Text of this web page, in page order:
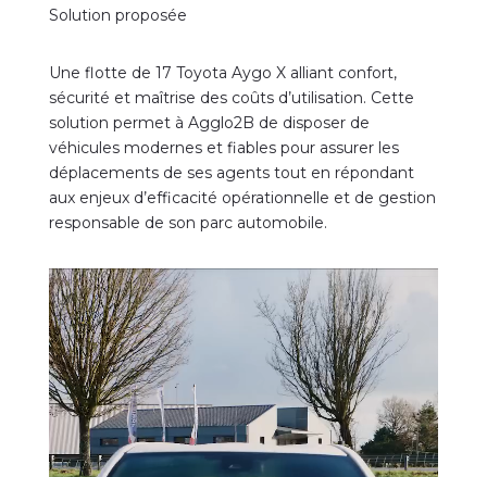
Solution proposée
Une flotte de 17 Toyota Aygo X alliant confort,
sécurité et maîtrise des coûts d’utilisation. Cette
solution permet à Agglo2B de disposer de
véhicules modernes et fiables pour assurer les
déplacements de ses agents tout en répondant
aux enjeux d’efficacité opérationnelle et de gestion
responsable de son parc automobile.